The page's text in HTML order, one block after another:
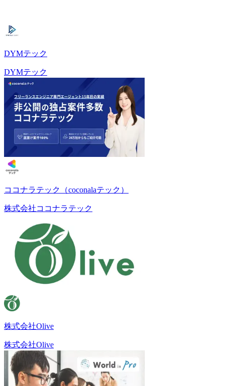
DYMテック
DYMテック
ココナラテック（coconalaテック）
株式会社ココナラテック
株式会社Olive
株式会社Olive